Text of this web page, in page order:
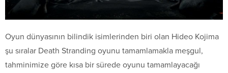
Oyun dünyasının bilindik isimlerinden biri olan Hideo Kojima
şu sıralar Death Stranding oyunu tamamlamakla meşgul,
tahminimize göre kısa bir sürede oyunu tamamlayacağı